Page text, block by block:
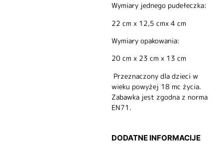
Wymiary jednego pudełeczka:
22 cm x 12,5 cmx 4 cm
Wymiary opakowania:
20 cm x 23 cm x 13 cm
Przeznaczony dla dzieci w
wieku powyżej 18 mc życia.
Zabawka jest zgodna z norma
EN71.
DODATNE INFORMACIJE